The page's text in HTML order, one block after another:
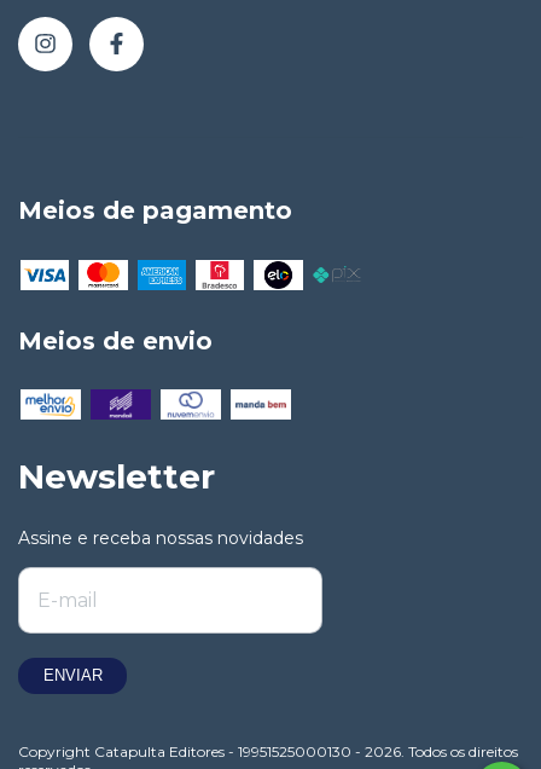
Meios de pagamento
Meios de envio
Newsletter
Assine e receba nossas novidades
Copyright Catapulta Editores - 19951525000130 - 2026. Todos os direitos